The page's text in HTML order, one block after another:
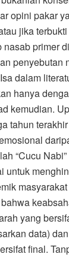
opini pakar
jika
primer
penyebutan
dalam
hanya
kemudian.
tahun
“Cucu
untuk
yang
data)
final.